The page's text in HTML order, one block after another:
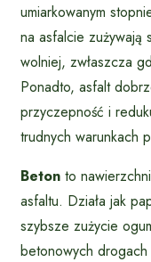
umiarkowanym
na asfalcie zużywają
wolniej, zwłaszcza
Ponadto, asfalt
przyczepność i
trudnych warunkach
Beton to
asfaltu. Działa jak
szybsze zużycie
betonowych